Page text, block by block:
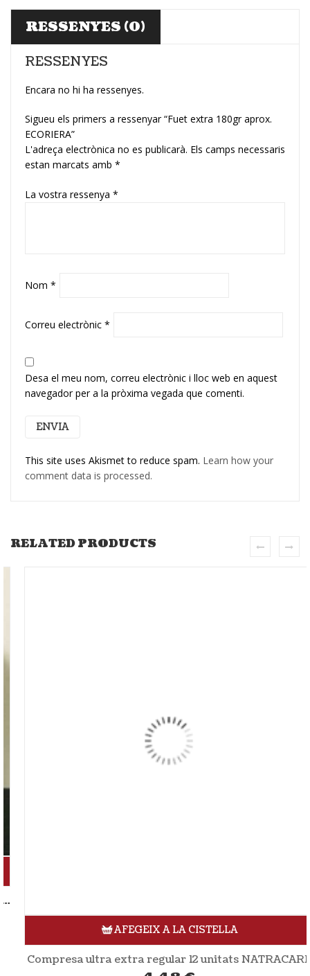
RESSENYES (0)
RESSENYES
Encara no hi ha ressenyes.
Sigueu els primers a ressenyar “Fuet extra 180gr aprox.
ECORIERA”
L'adreça electrònica no es publicarà. Els camps necessaris
estan marcats amb *
La vostra ressenya *
Nom *
Correu electrònic *
Desa el meu nom, correu electrònic i lloc web en aquest
navegador per a la pròxima vegada que comenti.
This site uses Akismet to reduce spam. Learn how your
comment data is processed.
RELATED PRODUCTS
AFEGEIX A LA CISTELLA
Compresa ultra extra regular 12 unitats NATRACARE